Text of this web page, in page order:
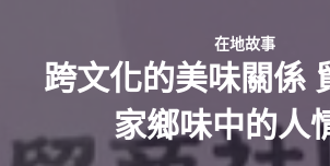
在地故事
跨文化的美味關係
家鄉味中的人